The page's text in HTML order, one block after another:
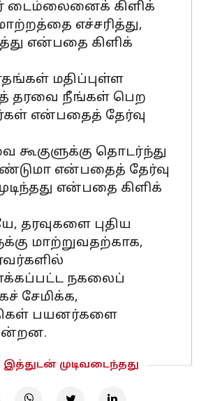
கிளிக்
எச்சரித்து,
என்பதை கிளிக்
மதிப்புள்ள
தரவை நீங்கள் பெற
என்பதைத் தேர்வு
கூகுளுக்கு தொடர்ந்து
என்பதைத் தேர்வு
என்பதை கிளிக்
தரவுகளை புதிய
மாற்றுவதற்காக,
நகலைப்
சேமிக்க,
பயனர்களை
இத்துடன் முடிவடைந்தது